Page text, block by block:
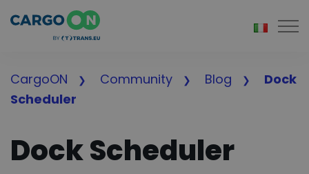
CargoON Community Blog
Dock
Scheduler
Dock Scheduler